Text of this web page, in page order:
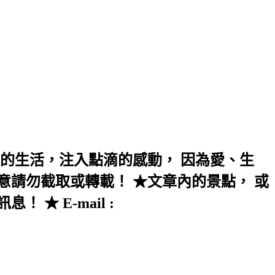
生活，注入點滴的感動， 因為愛、生
請勿截取或轉載！ ★文章內的景點， 或
息！ ★ E-mail :